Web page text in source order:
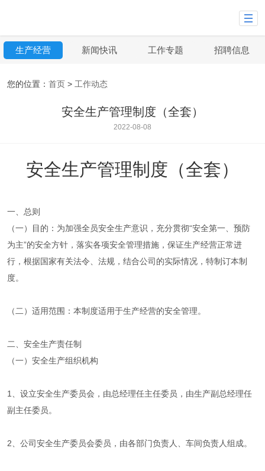
生产经营 新闻快讯 工作专题 招聘信息
您的位置： 首页 > 工作动态
安全生产管理制度（全套）
2022-08-08
安全生产管理制度（全套）
一、总则
（一）目的：为加强全员安全生产意识，充分贯彻“安全第一、预防
为主”的安全方针，落实各项安全管理措施，保证生产经营正常进
行，根据国家有关法令、法规，结合公司的实际情况，特制订本制
度。
（二）适用范围：本制度适用于生产经营的安全管理。
二、安全生产责任制
（一）安全生产组织机构
1、设立安全生产委员会，由总经理任主任委员，由生产副总经理任
副主任委员。
2、公司安全生产委员会委员，由各部门负责人、车间负责人组成。